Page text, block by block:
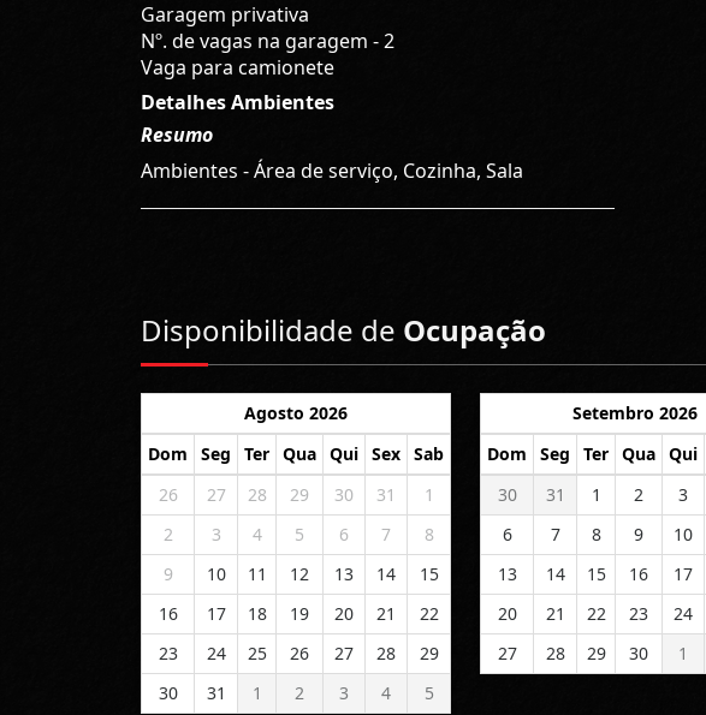
Garagem privativa
Nº. de vagas na garagem - 2
Vaga para camionete
Detalhes Ambientes
Resumo
Ambientes - Área de serviço, Cozinha, Sala
Disponibilidade de Ocupação
Agosto 2026
Dom
Seg Ter Qua Qui Sex Sab
26
27 28 29 30 31
1
2
3 4 5 6 7
8
9
10 11 12 13 14
15
16
17 18 19 20 21
22
23
24 25 26 27 28
29
30
31 1 2 3 4 5
Setembro 2026
Dom
Seg Ter Qua Qui
30
31 1 2 3
6
7 8 9 10
13
14 15 16 17
20
21 22 23 24
27
28 29 30 1